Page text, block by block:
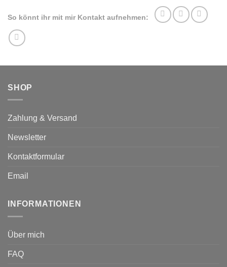
So könnt ihr mit mir Kontakt aufnehmen:
SHOP
Zahlung & Versand
Newsletter
Kontaktformular
Email
INFORMATIONEN
Über mich
FAQ